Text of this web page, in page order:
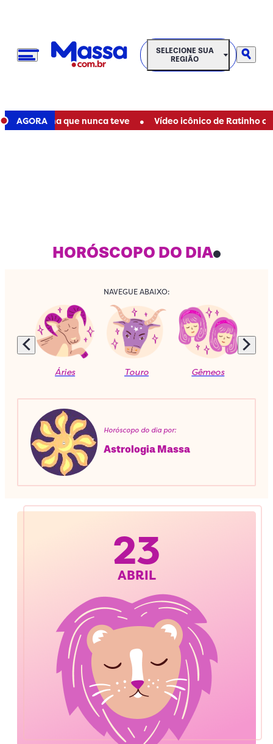
SELECIONE SUA REGIÃO
SELECIONE SUA
REGIÃO
AGORA
de filha que nunca teve • Vídeo icônico de Ratinho com
HORÓSCOPO DO DIA
NAVEGUE ABAIXO:
Áries Touro Gêmeos
Horóscopo do dia por:
Astrologia Massa
23
ABRIL